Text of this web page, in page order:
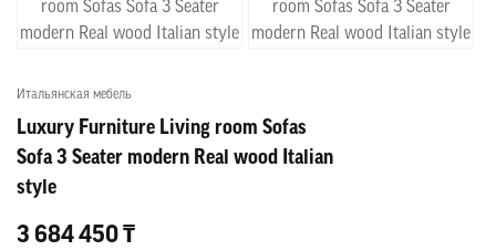
Итальянская мебель
Luxury Furniture Living room Sofas
Sofa 3 Seater modern Real wood Italian
style
3 684 450 ₸